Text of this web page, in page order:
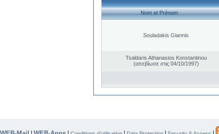
Nom et Prénom
Souladakis Giannis
Tsaldaris Athanasios Konstantinou
(απεβίωσε στις 04/10/1997)
| | | | |